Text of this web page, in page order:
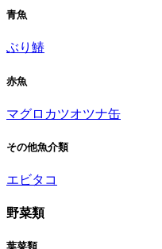
青魚
ぶり 鰆
赤魚
マグロ カツオツナ缶
その他魚介類
エビタコ
野菜類
葉菜類